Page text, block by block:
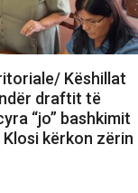
Këshillat
draftit të
“jo” bashkimit
kërkon zërin